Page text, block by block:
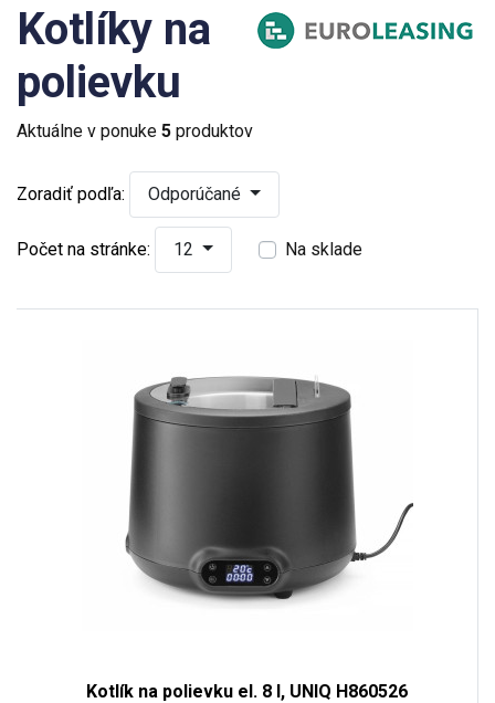
Kotlíky na
polievku
Aktuálne v ponuke 5 produktov
Zoradiť podľa: Odporúčané
Počet na stránke: 12 Na sklade
Kotlík na polievku el. 8 l, UNIQ H860526